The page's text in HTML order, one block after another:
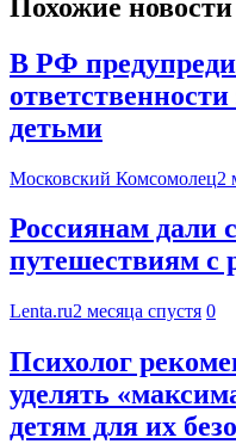
Похожие новости
В РФ
детьми
Московский Комсомолец2
Россиянам дали
путешествиям с
Lenta.ru2 месяца спустя 0
Психолог
уделять
детям для их